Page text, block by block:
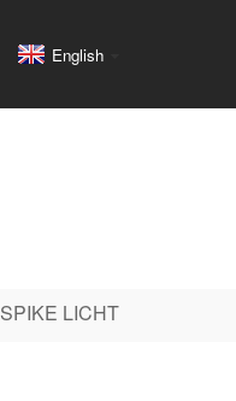
English
SPIKE LICHT